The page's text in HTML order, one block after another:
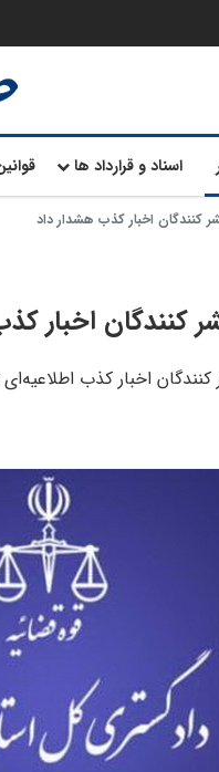
اسناد و قرارداد ها
کنندگان اخبار کذب هشدار داد
کنندگان اخبار
اخبار کذب